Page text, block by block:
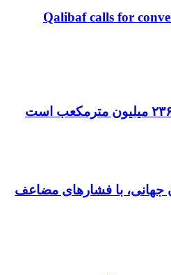
Qalibaf calls for
جهانی، با فشارهای مضاعف